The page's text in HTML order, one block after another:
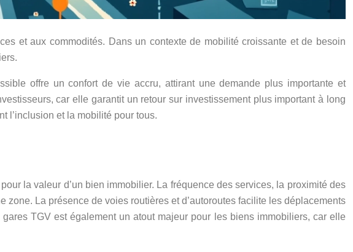
et aux commodités. Dans un contexte de mobilité croissante et de besoin
offre un confort de vie accru, attirant une demande plus importante et
car elle garantit un retour sur investissement plus important à long
l’inclusion et la mobilité pour tous.
la valeur d’un bien immobilier. La fréquence des services, la proximité des
zone. La présence de voies routières et d’autoroutes facilite les déplacements
TGV est également un atout majeur pour les biens immobiliers, car elle